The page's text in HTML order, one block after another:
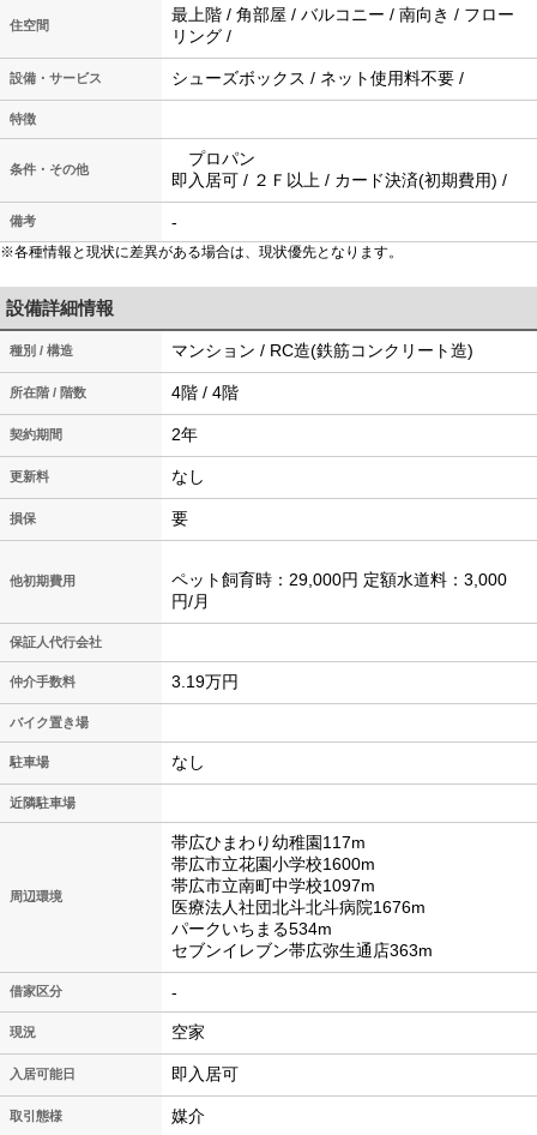
住空間
最上階 / 角部屋 / バルコニー / 南向き / フロー
リング /
設備・サービス シューズボックス / ネット使用料不要 /
特徴
条件・その他
プロパン
即入居可 / ２Ｆ以上 / カード決済(初期費用) /
備考 -
※各種情報と現状に差異がある場合は、現状優先となります。
設備詳細情報
種別 / 構造 マンション / RC造(鉄筋コンクリート造)
所在階 / 階数 4階 / 4階
契約期間 2年
更新料 なし
損保 要
他初期費用
ペット飼育時：29,000円 定額水道料：3,000
円/月
保証人代行会社
仲介手数料 3.19万円
バイク置き場
駐車場 なし
近隣駐車場
周辺環境
帯広ひまわり幼稚園117m
帯広市立花園小学校1600m
帯広市立南町中学校1097m
医療法人社団北斗北斗病院1676m
パークいちまる534m
セブンイレブン帯広弥生通店363m
借家区分 -
現況 空家
入居可能日 即入居可
取引態様 媒介